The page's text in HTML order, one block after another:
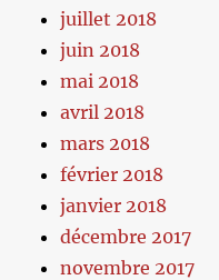
juillet 2018
juin 2018
mai 2018
avril 2018
mars 2018
février 2018
janvier 2018
décembre 2017
novembre 2017